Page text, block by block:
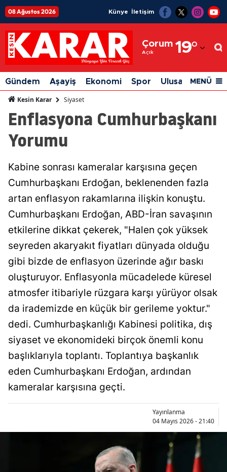
08 Ağustos 2026 Künye İletişim
Çorum
Açık 19°
Adıyaman
Afyonkarahisar
Ağrı
Amasya
Artvin
Aydın
Balıkesir
Bilecik
Bingöl
Bitlis
Bolu
Burdur
Bursa
Çanakkale
Çorum
Denizli
Diyarbakır
Edirne
Gündem Aşayiş Ekonomi Spor Ulusal Siyaset
MENÜ
Kesin Karar Siyaset
Enflasyona Cumhurbaşkanı
Yorumu
Kabine sonrası kameralar karşısına geçen
Cumhurbaşkanı Erdoğan, beklenenden fazla
artan enflasyon rakamlarına ilişkin konuştu.
Cumhurbaşkanı Erdoğan, ABD-İran savaşının
etkilerine dikkat çekerek, "Halen çok yüksek
seyreden akaryakıt fiyatları dünyada olduğu
gibi bizde de enflasyon üzerinde ağır baskı
oluşturuyor. Enflasyonla mücadelede küresel
atmosfer itibariyle rüzgara karşı yürüyor olsak
da irademizde en küçük bir gerileme yoktur."
dedi. Cumhurbaşkanlığı Kabinesi politika, dış
siyaset ve ekonomideki birçok önemli konu
başlıklarıyla toplantı. Toplantıya başkanlık
eden Cumhurbaşkanı Erdoğan, ardından
kameralar karşısına geçti.
Yayınlanma
04 Mayıs 2026 - 21:40